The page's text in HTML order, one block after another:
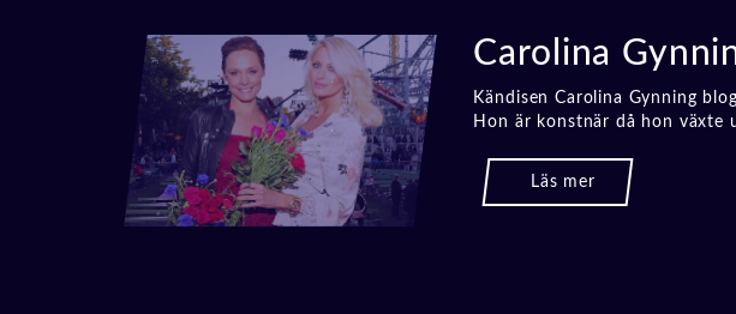
Carolina
Kändisen Carolina Gynning
Hon är konstnär då hon växte